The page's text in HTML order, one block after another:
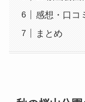
感想・口コ
まとめ